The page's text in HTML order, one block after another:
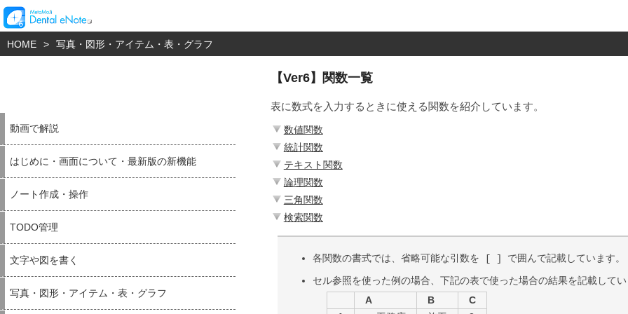
HOME > 写真・図形・アイテム・表・グラフ
【Ver6】関数一覧
表に数式を入力するときに使える関数を紹介しています。
数値関数
統計関数
テキスト関数
論理関数
三角関数
検索関数
各関数の書式では、省略可能な引数を [ ] で囲んで記載しています。
セル参照を使った例の場合、下記の表で使った場合の結果を記載して
A B
C
動画で解説
はじめに・画面について・最新版の新機能
ノート作成・操作
TODO管理
文字や図を書く
写真・図形・アイテム・表・グラフ